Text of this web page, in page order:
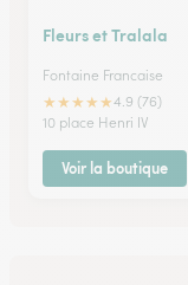
Fleurs et Tralala
Fontaine Francaise
★★★★★4.9 (76)
10 place Henri IV
Voir la boutique